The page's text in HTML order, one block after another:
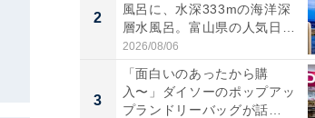
2
風呂に、水深333mの海洋深
層水風呂。富山県の人気日
帰...
2026/08/06
3
「面白いのあったから購
入〜」ダイソーのポップアッ
プランドリーバッグが話